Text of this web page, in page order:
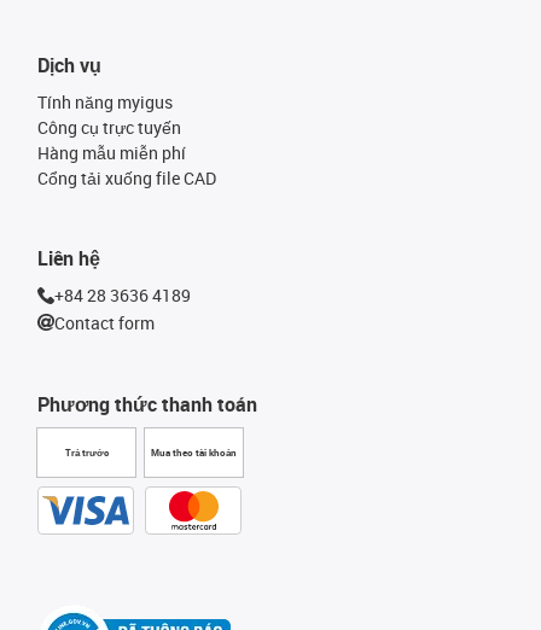
Phương thức thanh toán
Trả trước Mua theo tài khoản
Dịch vụ
Tính năng myigus
Công cụ trực tuyến
Hàng mẫu miễn phí
Cổng tải xuống file CAD
Liên hệ
+84 28 3636 4189
Contact form